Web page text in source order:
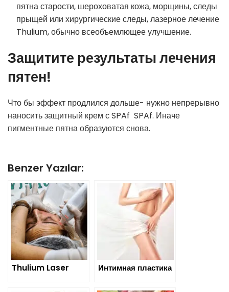
пятна старости, шероховатая кожа, морщины, следы
прыщей или хирургические следы, лазерное лечение
Thulium, обычно всеобъемлющее улучшение.
Защитите результаты лечения
пятен!
Что бы эффект продлился дольше- нужно непрерывно
наносить защитный крем с SPAf SPAf. Иначе
пигментные пятна образуются снова.
Benzer Yazılar:
Thulium Laser Интимная пластика